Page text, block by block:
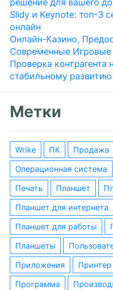
решение для вашего
Slidy и Keynote: топ-3
онлайн
Онлайн-Казино,
Современные Игровые
Проверка контрагента
стабильному развитию
Метки
wrike ПК
Продажа
операционная система
печать
планшет
планшет для интернета
планшет для работы
планшеты
приложения
принтер
программа